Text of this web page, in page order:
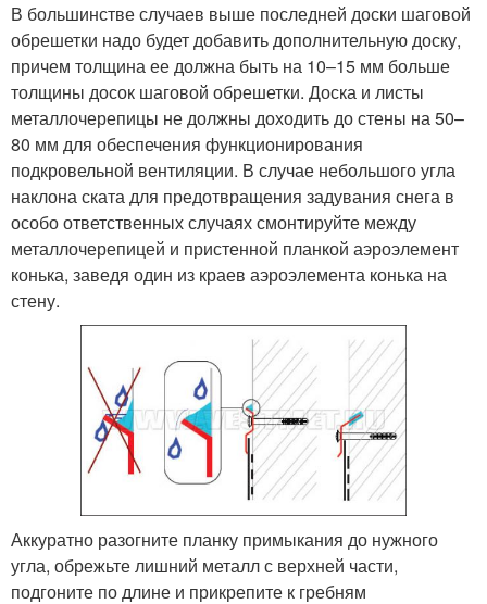
В большинстве случаев выше последней доски шаговой
обрешетки надо будет добавить дополнительную доску,
причем толщина ее должна быть на 10–15 мм больше
толщины досок шаговой обрешетки. Доска и листы
металлочерепицы не должны доходить до стены на 50–
80 мм для обеспечения функционирования
подкровельной вентиляции. В случае небольшого угла
наклона ската для предотвращения задувания снега в
особо ответственных случаях смонтируйте между
металлочерепицей и пристенной планкой аэроэлемент
конька, заведя один из краев аэроэлемента конька на
стену.
Аккуратно разогните планку примыкания до нужного
угла, обрежьте лишний металл с верхней части,
подгоните по длине и прикрепите к гребням